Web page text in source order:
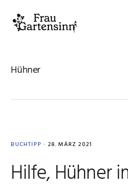
Hauptnavigation
springen
Inhalt
springen
Seitenspalte
springen
Fußzeile
springen
Hühner
BUCHTIPP · 28. MÄRZ 2021
Hilfe, Hühner